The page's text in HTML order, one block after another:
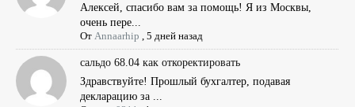
Алексей, спасибо вам за помощь! Я из Москвы,
очень пере...
От Annaarhip ,5 дней назад
сальдо 68.04 как откоректировать
Здравствуйте! Прошлый бухгалтер, подавая
декларацию за ...